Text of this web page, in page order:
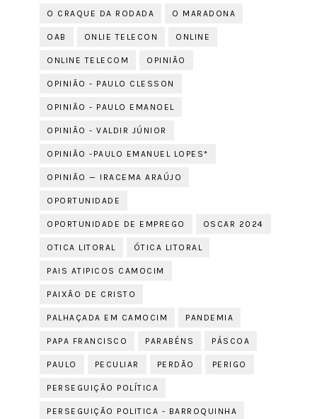
O CRAQUE DA RODADA O MARADONA
OAB ONLIE TELECON ONLINE
ONLINE TELECOM OPINIÃO
OPINIÃO - PAULO CLESSON
OPINIÃO - PAULO EMANOEL
OPINIÃO - VALDIR JÚNIOR
OPINIÃO -PAULO EMANUEL LOPES*
OPINIÃO — IRACEMA ARAÚJO
OPORTUNIDADE
OPORTUNIDADE DE EMPREGO OSCAR 2024
OTICA LITORAL ÓTICA LITORAL
PAIS ATIPICOS CAMOCIM
PAIXÃO DE CRISTO
PALHAÇADA EM CAMOCIM PANDEMIA
PAPA FRANCISCO PARABÉNS PÁSCOA
PAULO PECULIAR PERDÃO PERIGO
PERSEGUIÇÃO POLÍTICA
PERSEGUIÇÃO POLITICA - BARROQUINHA